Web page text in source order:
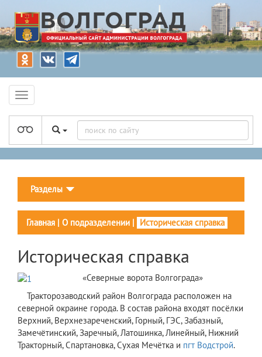
Разделы
Главная | О подразделении | Историческая справка
Историческая справка
​«Северные ворота Волгограда»
Тракторозаводский район Волгограда расположен на
северной окраине города. В состав района входят посёлки
Верхний, Верхнезареченский, Горный, ГЭС, Забазный,
Замечётинский, Заречный, Латошинка, Линейный, Нижний
Тракторный, Спартановка, Сухая Мечётка и пгт Водстрой.